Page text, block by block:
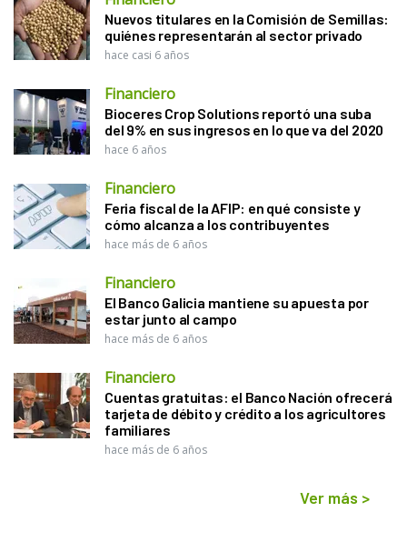
Nuevos titulares en la Comisión de Semillas:
quiénes representarán al sector privado
hace casi 6 años
Financiero
Bioceres Crop Solutions reportó una suba
del 9% en sus ingresos en lo que va del 2020
hace 6 años
Financiero
Feria fiscal de la AFIP: en qué consiste y
cómo alcanza a los contribuyentes
hace más de 6 años
Financiero
El Banco Galicia mantiene su apuesta por
estar junto al campo
hace más de 6 años
Financiero
Cuentas gratuitas: el Banco Nación ofrecerá
tarjeta de débito y crédito a los agricultores
familiares
hace más de 6 años
Ver más >